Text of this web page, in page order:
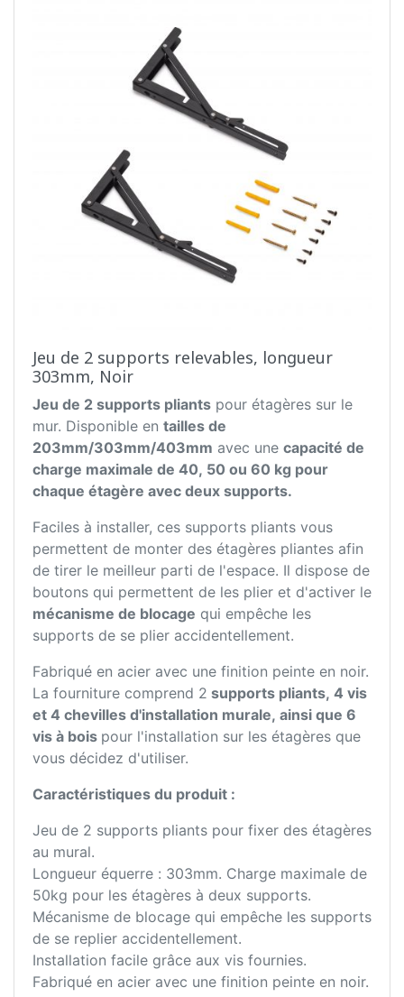
Jeu de 2 supports relevables, longueur
303mm, Noir
Jeu de 2 supports pliants pour étagères sur le
mur. Disponible en tailles de
203mm/303mm/403mm avec une capacité de
charge maximale de 40, 50 ou 60 kg pour
chaque étagère avec deux supports.
Faciles à installer, ces supports pliants vous
permettent de monter des étagères pliantes afin
de tirer le meilleur parti de l'espace. Il dispose de
boutons qui permettent de les plier et d'activer le
mécanisme de blocage qui empêche les
supports de se plier accidentellement.
Fabriqué en acier avec une finition peinte en noir.
La fourniture comprend 2 supports pliants, 4 vis
et 4 chevilles d'installation murale, ainsi que 6
vis à bois pour l'installation sur les étagères que
vous décidez d'utiliser.
Caractéristiques du produit :
Jeu de 2 supports pliants pour fixer des étagères
au mural.
Longueur équerre : 303mm. Charge maximale de
50kg pour les étagères à deux supports.
Mécanisme de blocage qui empêche les supports
de se replier accidentellement.
Installation facile grâce aux vis fournies.
Fabriqué en acier avec une finition peinte en noir.